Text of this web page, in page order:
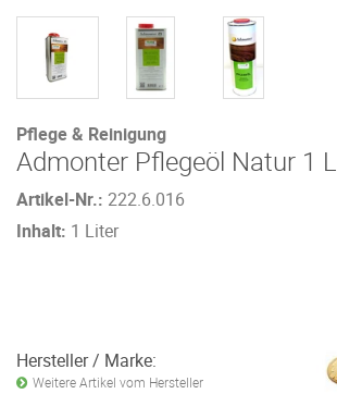
Pflege & Reinigung
Admonter Pflegeöl Natur 1 L
Artikel-Nr.: 222.6.016
Inhalt: 1 Liter
Hersteller / Marke:
Weitere Artikel vom Hersteller